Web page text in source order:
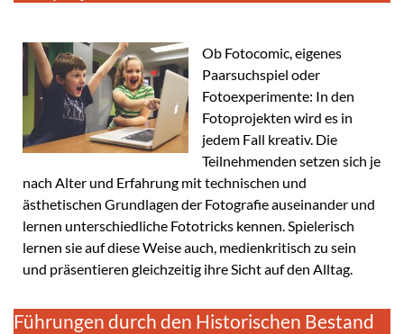
Ob Fotocomic, eigenes
Paarsuchspiel oder
Fotoexperimente: In den
Fotoprojekten wird es in
jedem Fall kreativ. Die
Teilnehmenden setzen sich je
nach Alter und Erfahrung mit technischen und
ästhetischen Grundlagen der Fotografie auseinander und
lernen unterschiedliche Fototricks kennen. Spielerisch
lernen sie auf diese Weise auch, medienkritisch zu sein
und präsentieren gleichzeitig ihre Sicht auf den Alltag.
Führungen durch den Historischen Bestand